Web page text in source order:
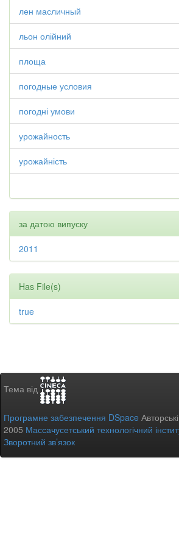
лен масличный
льон олійний
площа
погодные условия
погодні умови
урожайность
урожайність
за датою випуску
2011
Has File(s)
true
Тема від
Програмне забезпечення DSpace
2005 Массачусетський технологічний
Зворотний зв’язок